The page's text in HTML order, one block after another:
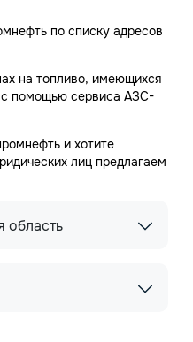
по списку адресов
на топливо, имеющихся
помощью сервиса АЗС-
и хотите
лиц предлагаем
область